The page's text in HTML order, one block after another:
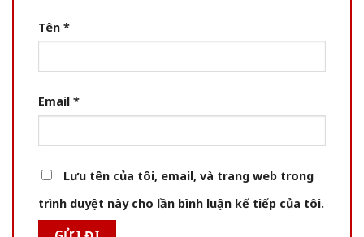
Tên *
Email *
Lưu tên của tôi, email, và trang web trong
trình duyệt này cho lần bình luận kế tiếp của tôi.